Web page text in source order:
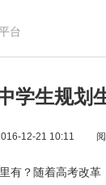
台
学生规划
12-21 10:11
有？随着高考改革